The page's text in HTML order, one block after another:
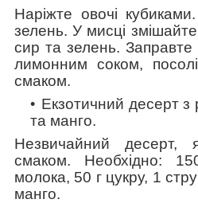
Наріжте овочі
зелень. У мисці
сир та зелень.
лимонним соком,
смаком.
Екзотичний десерт з
та манго.
Незвичайний десерт,
смаком. Необхідно:
молока, 50 г цукру, 1
манго.